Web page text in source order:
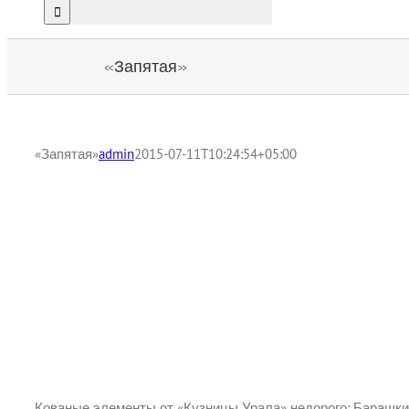
«Запятая»
«Запятая»admin2015-07-11T10:24:54+05:00